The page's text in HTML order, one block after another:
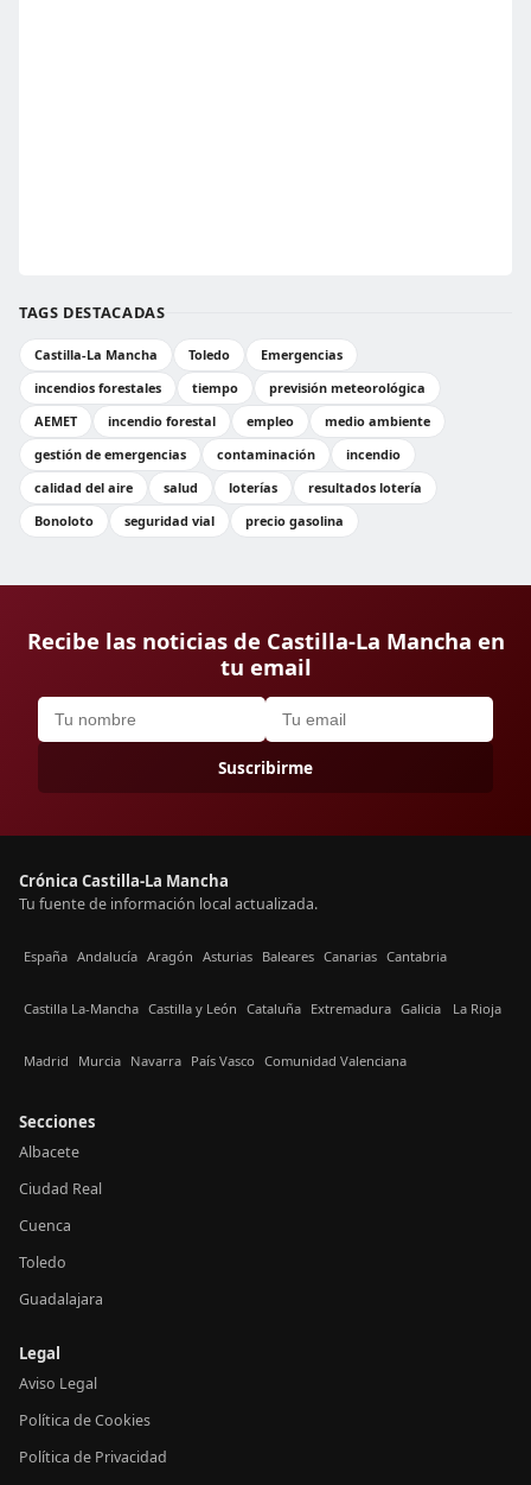
TAGS DESTACADAS
Castilla-La Mancha Toledo
Emergencias
incendios forestales
tiempo
previsión meteorológica
AEMET
incendio forestal empleo
medio ambiente
gestión de emergencias
contaminación
incendio
calidad del aire
salud loterías
resultados lotería
Bonoloto
seguridad vial precio gasolina
Recibe las noticias de Castilla-La Mancha en
tu email
Suscribirme
Crónica Castilla-La Mancha
Tu fuente de información local actualizada.
España Andalucía Aragón Asturias Baleares Canarias Cantabria
Castilla La-Mancha Castilla y León Cataluña Extremadura Galicia La Rioja
Madrid Murcia Navarra País Vasco Comunidad Valenciana
Secciones
Albacete
Ciudad Real
Cuenca
Toledo
Guadalajara
Legal
Aviso Legal
Política de Cookies
Política de Privacidad